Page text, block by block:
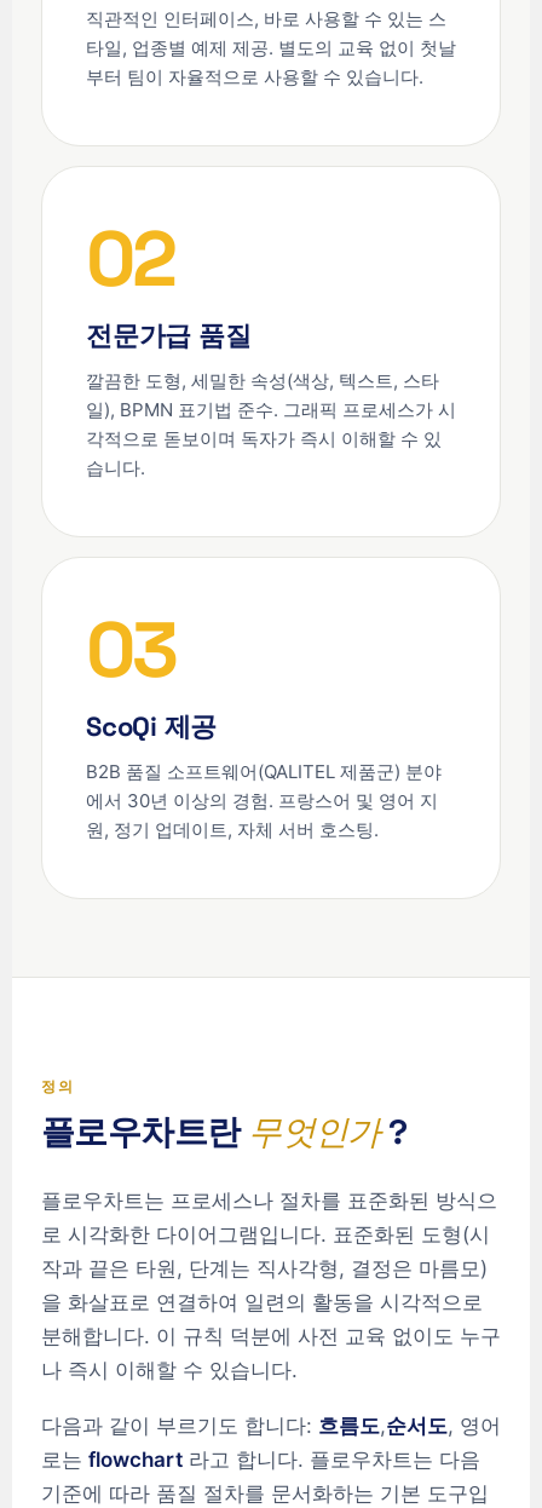
직관적인 인터페이스, 바로 사용할 수 있는 스
타일, 업종별 예제 제공. 별도의 교육 없이 첫날
부터 팀이 자율적으로 사용할 수 있습니다.
02
전문가급 품질
깔끔한 도형, 세밀한 속성(색상, 텍스트, 스타
일), BPMN 표기법 준수. 그래픽 프로세스가 시
각적으로 돋보이며 독자가 즉시 이해할 수 있
습니다.
03
ScoQi 제공
B2B 품질 소프트웨어(QALITEL 제품군) 분야
에서 30년 이상의 경험. 프랑스어 및 영어 지
원, 정기 업데이트, 자체 서버 호스팅.
정의
플로우차트란 무엇인가?
플로우차트는 프로세스나 절차를 표준화된 방식으
로 시각화한 다이어그램입니다. 표준화된 도형(시
작과 끝은 타원, 단계는 직사각형, 결정은 마름모)
을 화살표로 연결하여 일련의 활동을 시각적으로
분해합니다. 이 규칙 덕분에 사전 교육 없이도 누구
나 즉시 이해할 수 있습니다.
다음과 같이 부르기도 합니다: 흐름도,순서도, 영어
로는 flowchart 라고 합니다. 플로우차트는 다음
기준에 따라 품질 절차를 문서화하는 기본 도구입